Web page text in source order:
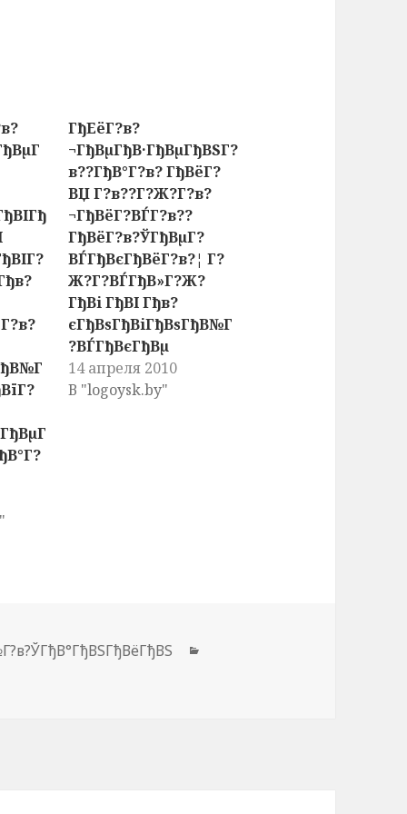
ГђЕёГ?в?
¬ГђВµГђВ·ГђВµГђВЅГ?
в??ГђВ°Г?в? ГђВёГ?
ВЏ Г?в??Г?Ж?Г?в?
¬ГђВёГ?ВЃГ?в??
ГђВёГ?в?ЎГђВµГ?
ВЃГђВєГђВёГ?в?¦ Г?
Ж?Г?ВЃГђВ»Г?Ж?
ГђВі ГђВІ Гђв?
єГђВѕГђВіГђВѕГђВ№Г
?ВЃГђВєГђВµ
14 апреля 2010
В "logoysk.by"